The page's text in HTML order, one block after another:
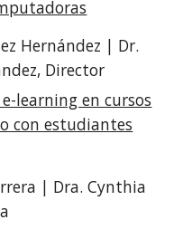
Hernández | Dr.
Director
learning en cursos
con estudiantes
| Dra. Cynthia